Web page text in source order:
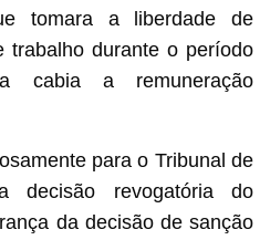
tomara a liberdade de
trabalho durante o período
cabia a remuneração
para o Tribunal de
decisão revogatória do
da decisão de sanção